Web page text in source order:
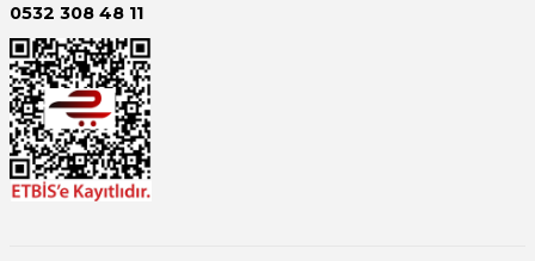
0532 308 48 11